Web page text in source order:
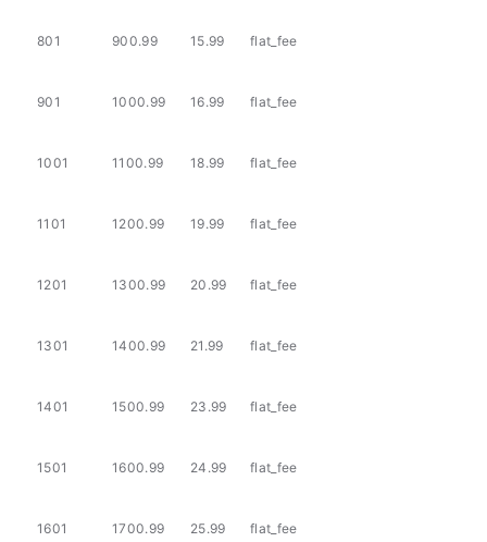
801 900.99 15.99 flat_fee
901 1000.99 16.99 flat_fee
1001 1100.99 18.99 flat_fee
1101 1200.99 19.99 flat_fee
1201 1300.99 20.99 flat_fee
1301 1400.99 21.99 flat_fee
1401 1500.99 23.99 flat_fee
1501 1600.99 24.99 flat_fee
1601 1700.99 25.99 flat_fee